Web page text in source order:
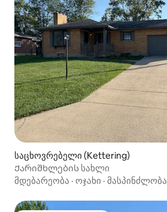
საცხოვრებელი (Kettering)
Ქარიშხლების სახლი
მდებარეობა · ოჯახი · მასპინძლობა